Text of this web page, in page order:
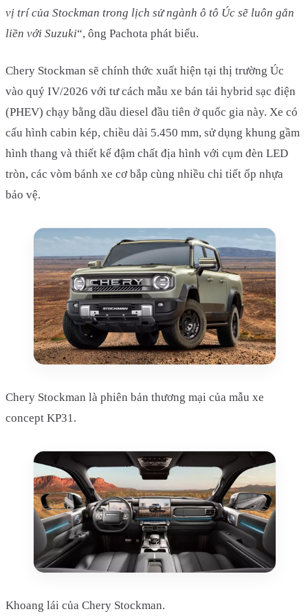
vị trí của Stockman trong lịch sử ngành ô tô Úc sẽ luôn gắn
liền với Suzuki“, ông Pachota phát biểu.
Chery Stockman sẽ chính thức xuất hiện tại thị trường Úc
vào quý IV/2026 với tư cách mẫu xe bán tải hybrid sạc điện
(PHEV) chạy bằng dầu diesel đầu tiên ở quốc gia này. Xe có
cấu hình cabin kép, chiều dài 5.450 mm, sử dụng khung gầm
hình thang và thiết kế đậm chất địa hình với cụm đèn LED
tròn, các vòm bánh xe cơ bắp cùng nhiều chi tiết ốp nhựa
bảo vệ.
Chery Stockman là phiên bản thương mại của mẫu xe
concept KP31.
Khoang lái của Chery Stockman.